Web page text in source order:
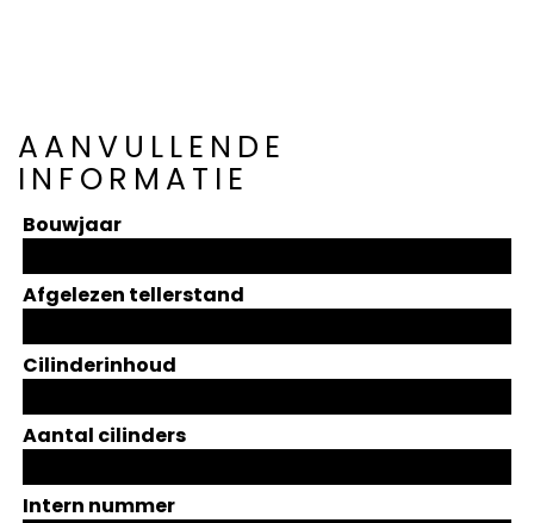
AANVULLENDE
INFORMATIE
Bouwjaar
Afgelezen tellerstand
Cilinderinhoud
Aantal cilinders
Intern nummer